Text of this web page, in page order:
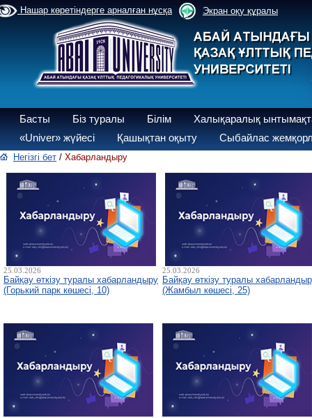
Нашар көретіндерге арналған нұсқа Экран оқу құралы
Басты Біз туралы Білім
Халықаралық
«Univer» жүйесі
Қашықтан оқыту Сыбайлас
Негізгі бет / Хабарландыру
25.03.2026
Байқау өткізу туралы хабарландыру
(Горький парк көшесі, 10)
25.03.2026
Байқау өткізу туралы
(Жамбыл көшесі, 25)